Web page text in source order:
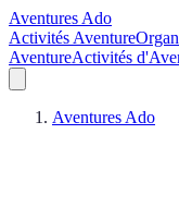
Aventures Ado
Activités Aventure
AventureActivités
Aventures Ado